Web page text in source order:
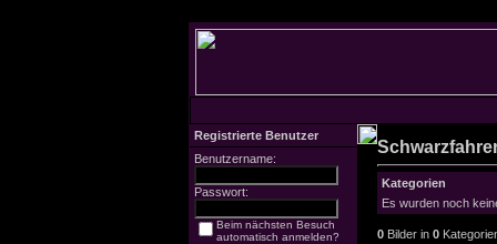
Registrierte Benutzer
Benutzername:
Passwort:
Beim nächsten Besuch
automatisch anmelden?
Kategorien
Es wurden noch
0 Bilder in 0